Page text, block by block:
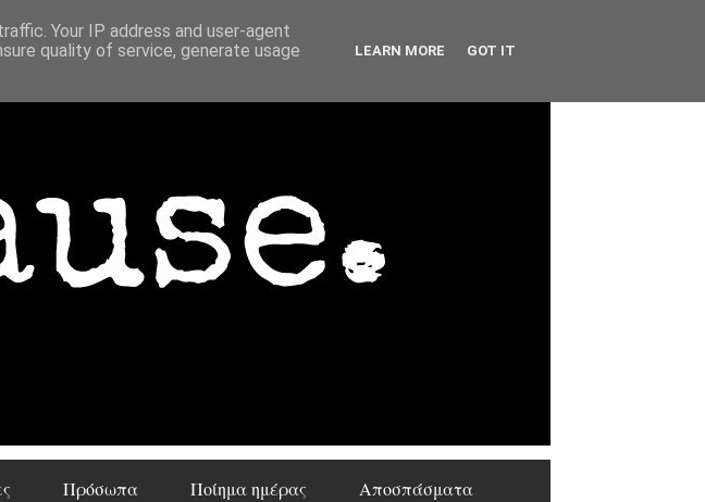
Πρόσωπα Ποίημα ημέρας Αποσπάσματα
Your IP address and user-agent
quality of service, generate usage
LEARN MORE GOT IT